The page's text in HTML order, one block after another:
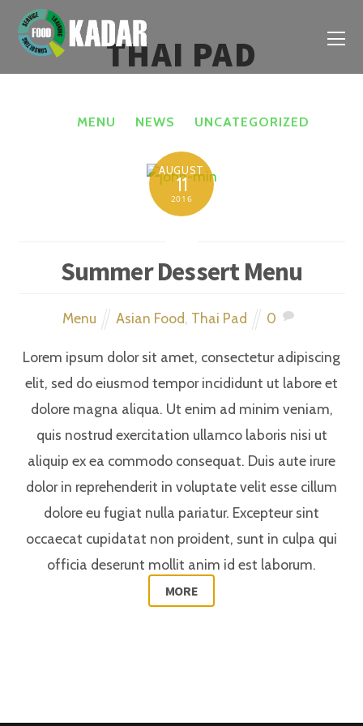
THAI PAD
MENU NEWS UNCATEGORIZED
AUGUST
11
2016
Summer Dessert Menu
Menu Asian Food Thai Pad 0
Lorem ipsum dolor sit amet, consectetur adipiscing
elit, sed do eiusmod tempor incididunt ut labore et
dolore magna aliqua. Ut enim ad minim veniam,
quis nostrud exercitation ullamco laboris nisi ut
aliquip ex ea commodo consequat. Duis aute irure
dolor in reprehenderit in voluptate velit esse cillum
dolore eu fugiat nulla pariatur. Excepteur sint
occaecat cupidatat non proident, sunt in culpa qui
officia deserunt mollit anim id est laborum.
MORE